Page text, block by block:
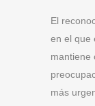
El
en el que
mantiene
más